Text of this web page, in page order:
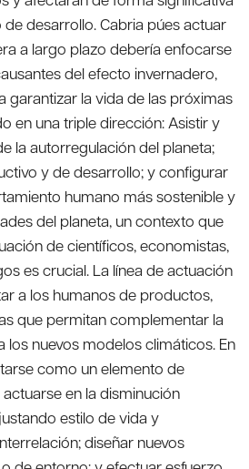
desarrollo. Cabria púes actuar
a largo plazo debería enfocarse
del efecto invernadero,
garantizar la vida de las próximas
en una triple dirección: Asistir y
la autorregulación del planeta;
y de desarrollo; y configurar
humano más sostenible y
del planeta, un contexto que
de científicos, economistas,
es crucial. La línea de actuación
a los humanos de productos,
que permitan complementar la
los nuevos modelos climáticos. En
como un elemento de
en la disminución
estilo de vida y
diseñar nuevos